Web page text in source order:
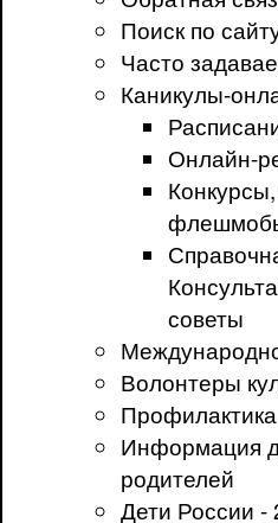
Поиск по
Часто
Каникулы-
Онлайн-
советы
Волонтеры
Информация
родителей
Дети России -